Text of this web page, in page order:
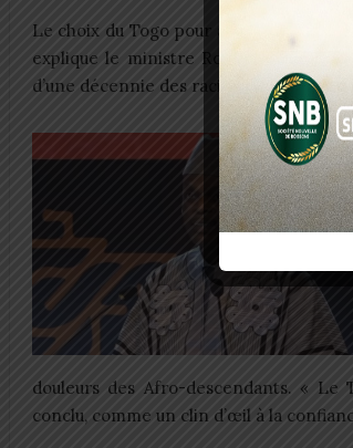
Le choix du Togo pour accueillir le
explique le ministre Robert Dussey, «
d’une décennie des racines africaines
douleurs des Afro-descendants. «
conclu, comme un clin d’œil à la